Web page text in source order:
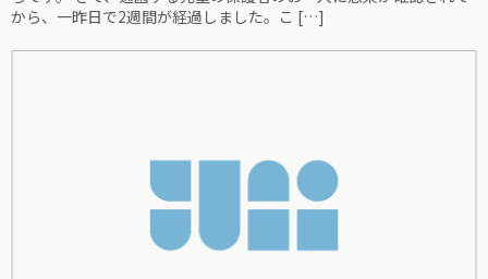
から、一昨日で2週間が経過しました。こ […]